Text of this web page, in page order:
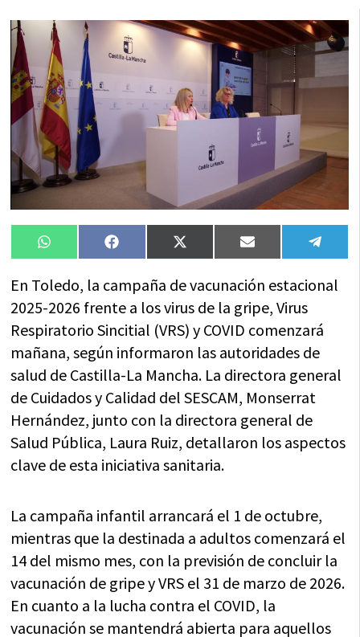
Compartir
en
WhatsAppCompartir
en
FacebookCompartir
en
X
(Twitter)
Compartir
en
Email
en
En Toledo, la campaña de vacunación estacional
2025-2026 frente a los virus de la gripe, Virus
Respiratorio Sincitial (VRS) y COVID comenzará
mañana, según informaron las autoridades de
salud de Castilla-La Mancha. La directora general
de Cuidados y Calidad del SESCAM, Monserrat
Hernández, junto con la directora general de
Salud Pública, Laura Ruiz, detallaron los aspectos
clave de esta iniciativa sanitaria.
La campaña infantil arrancará el 1 de octubre,
mientras que la destinada a adultos comenzará el
14 del mismo mes, con la previsión de concluir la
vacunación de gripe y VRS el 31 de marzo de 2026.
En cuanto a la lucha contra el COVID, la
vacunación se mantendrá abierta para aquellos